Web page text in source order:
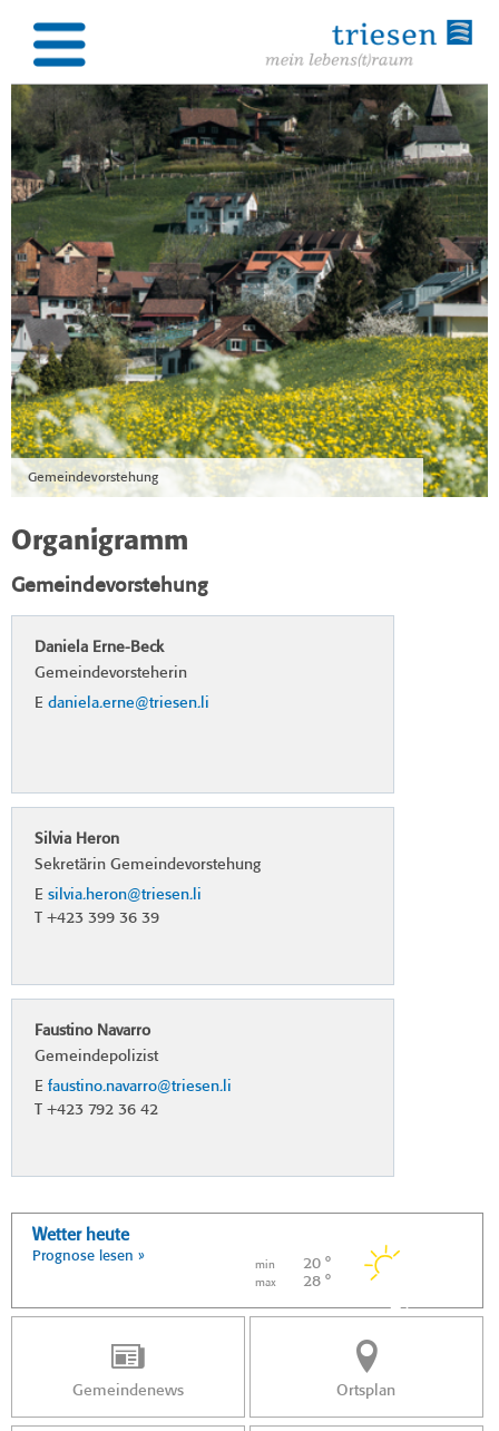
Gemeindevorstehung
Organigramm
Gemeindevorstehung
Daniela Erne-Beck
Gemeindevorsteherin
E daniela.erne@triesen.li
Silvia Heron
Sekretärin Gemeindevorstehung
E silvia.heron@triesen.li
T +423 399 36 39
Faustino Navarro
Gemeindepolizist
E faustino.navarro@triesen.li
T +423 792 36 42
Wetter heute
Prognose lesen »
min 20 °
max 28 °
Gemeindenews Ortsplan